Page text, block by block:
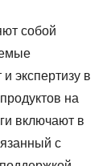
собой
экспертизу в
на
включают в
с